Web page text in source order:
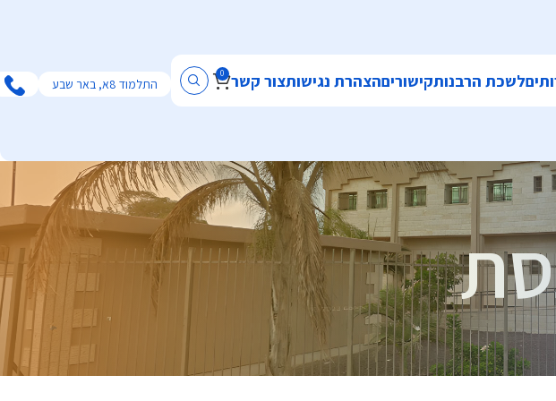
לשכת הרבנותקישוריםהצהרת נגישותצור קשר 0
התלמוד 8א, באר שבע